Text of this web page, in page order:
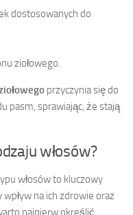
dostosowanych do
ziołowego.
przyczynia się do
pasm, sprawiając, że stają
włosów?
włosów to kluczowy
na ich zdrowie oraz
najpierw określić